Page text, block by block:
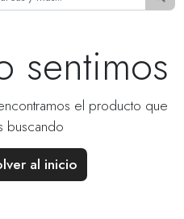
sentimos
el producto que
buscando
al inicio